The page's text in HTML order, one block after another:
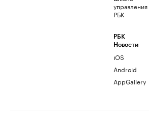
управления
РБК
РБК
Новости
iOS
Android
AppGallery